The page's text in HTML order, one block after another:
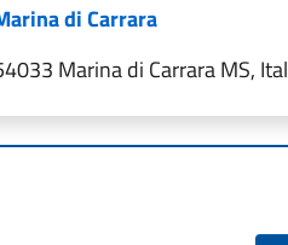
di Carrara
Marina di Carrara MS,